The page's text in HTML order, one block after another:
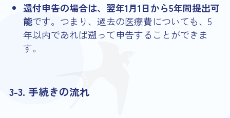
還付申告の場合は、翌年1月1日から5年間提出可
能です。つまり、過去の医療費についても、5
年以内であれば遡って申告することができま
す。
3-3. 手続きの流れ